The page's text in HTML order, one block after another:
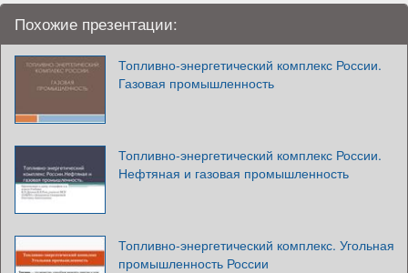
Похожие презентации:
Топливно-энергетический комплекс России.
Газовая промышленность
Топливно-энергетический комплекс России.
Нефтяная и газовая промышленность
Топливно-энергетический комплекс. Угольная
промышленность России